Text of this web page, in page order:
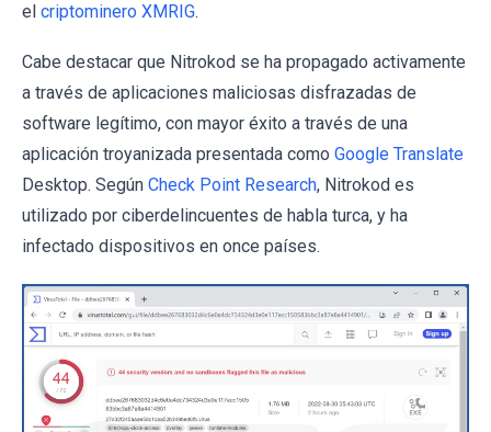
el criptominero XMRIG.
Cabe destacar que Nitrokod se ha propagado activamente
a través de aplicaciones maliciosas disfrazadas de
software legítimo, con mayor éxito a través de una
aplicación troyanizada presentada como Google Translate
Desktop. Según Check Point Research, Nitrokod es
utilizado por ciberdelincuentes de habla turca, y ha
infectado dispositivos en once países.